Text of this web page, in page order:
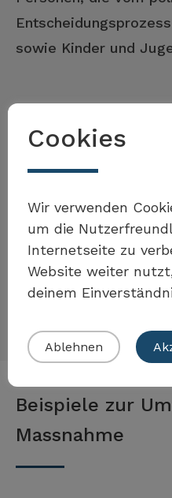
sowie Kinder und
Der Abbau von
die Integration und
gesellschaftlichen
Migrationshintergrund.
Möchten Sie
sein?
Eigenes Beispiel
Beispiele zur
Massnahme
Cookies
Wir verwenden
um die
Internetseite zu
Website weiter
deinem
Ablehnen